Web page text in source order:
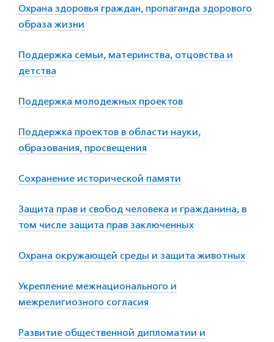
Охрана здоровья граждан, пропаганда здорового
образа жизни
Поддержка семьи, материнства, отцовства и
детства
Поддержка молодежных проектов
Поддержка проектов в области науки,
образования, просвещения
Сохранение исторической памяти
Защита прав и свобод человека и гражданина, в
том числе защита прав заключенных
Охрана окружающей среды и защита животных
Укрепление межнационального и
межрелигиозного согласия
Развитие общественной дипломатии и